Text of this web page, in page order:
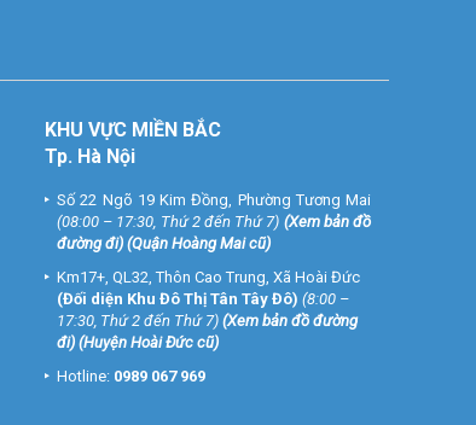
KHU VỰC MIỀN BẮC
Tp. Hà Nội
Số 22 Ngõ 19 Kim Đồng, Phường Tương Mai
(08:00 – 17:30, Thứ 2 đến Thứ 7) (Xem bản đồ
đường đi) (Quận Hoàng Mai cũ)
Km17+, QL32, Thôn Cao Trung, Xã Hoài Đức
(Đối diện Khu Đô Thị Tân Tây Đô) (8:00 –
17:30, Thứ 2 đến Thứ 7) (Xem bản đồ đường
đi) (Huyện Hoài Đức cũ)
Hotline: 0989 067 969